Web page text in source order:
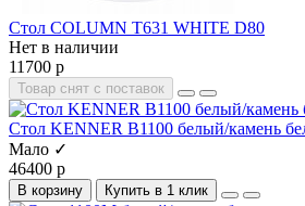
Стол COLUMN T631 WHITE D80
Нет в наличии
11700 р
Товар снят с поставок
Стол KENNER B1100 белый/камень
Мало ✓
46400 р
В корзину Купить в 1 клик